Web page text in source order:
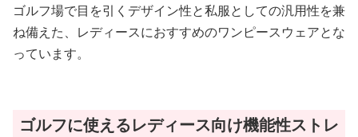
ゴルフ場で目を引くデザイン性と私服としての汎用性を兼
ね備えた、レディースにおすすめのワンピースウェアとな
っています。
ゴルフに使えるレディース向け機能性ストレ